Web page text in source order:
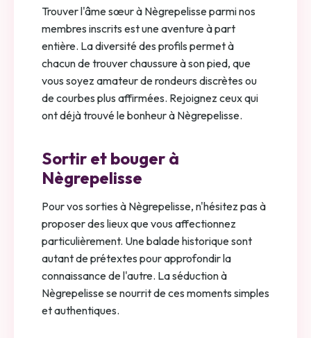
Trouver l'âme sœur à Nègrepelisse parmi nos
membres inscrits est une aventure à part
entière. La diversité des profils permet à
chacun de trouver chaussure à son pied, que
vous soyez amateur de rondeurs discrètes ou
de courbes plus affirmées. Rejoignez ceux qui
ont déjà trouvé le bonheur à Nègrepelisse.
Sortir et bouger à
Nègrepelisse
Pour vos sorties à Nègrepelisse, n'hésitez pas à
proposer des lieux que vous affectionnez
particulièrement. Une balade historique sont
autant de prétextes pour approfondir la
connaissance de l'autre. La séduction à
Nègrepelisse se nourrit de ces moments simples
et authentiques.